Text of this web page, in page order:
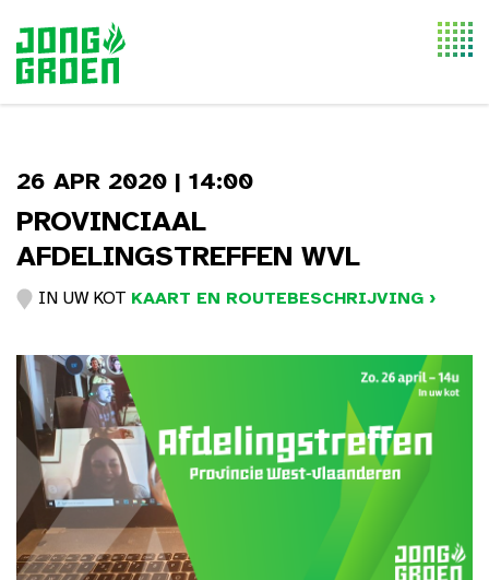
26 APR 2020 | 14:00
PROVINCIAAL
AFDELINGSTREFFEN WVL
IN UW KOT KAART EN ROUTEBESCHRIJVING ›